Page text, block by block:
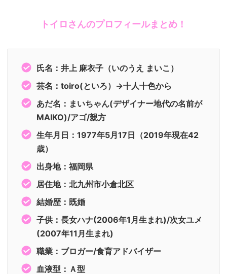
トイロさんのプロフィールまとめ！
氏名：井上 麻衣子（いのうえ まいこ）
芸名：toiro(といろ）→十人十色から
あだ名：まいちゃん(デザイナー地代の名前が
MAIKO)/アゴ/親方
生年月日：1977年5月17日（2019年現在42
歳）
出身地：福岡県
居住地：北九州市小倉北区
結婚歴：既婚
子供：長女ハナ(2006年1月生まれ)/次女ユメ
(2007年11月生まれ)
職業：ブロガー/食育アドバイザー
血液型：Ａ型